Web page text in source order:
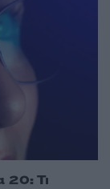
20: Τι